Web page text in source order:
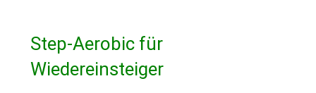
Step-Aerobic für
Wiedereinsteiger